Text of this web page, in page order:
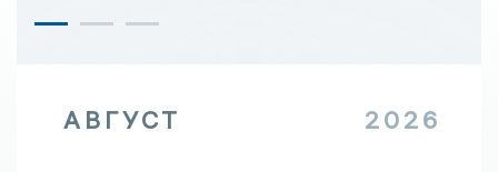
АВГУСТ 2026